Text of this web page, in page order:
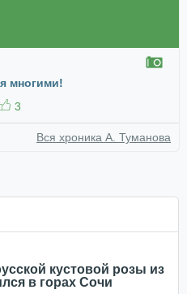
многими!
3
Вся хроника А. Туманова
кустовой розы из
в горах Сочи